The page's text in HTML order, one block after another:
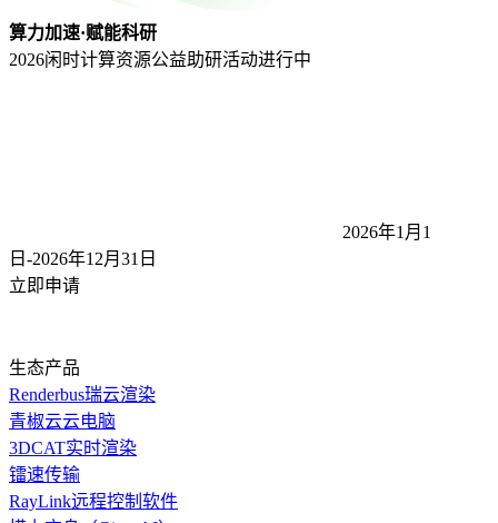
算力加速·赋能科研
2026闲时计算资源公益助研活动进行中
2026年1月1
日-2026年12月31 日
立即申请
生态产品
Renderbus瑞云渲染
青椒云云电脑
3DCAT实时渲染
镭速传输
RayLink远程控制软件